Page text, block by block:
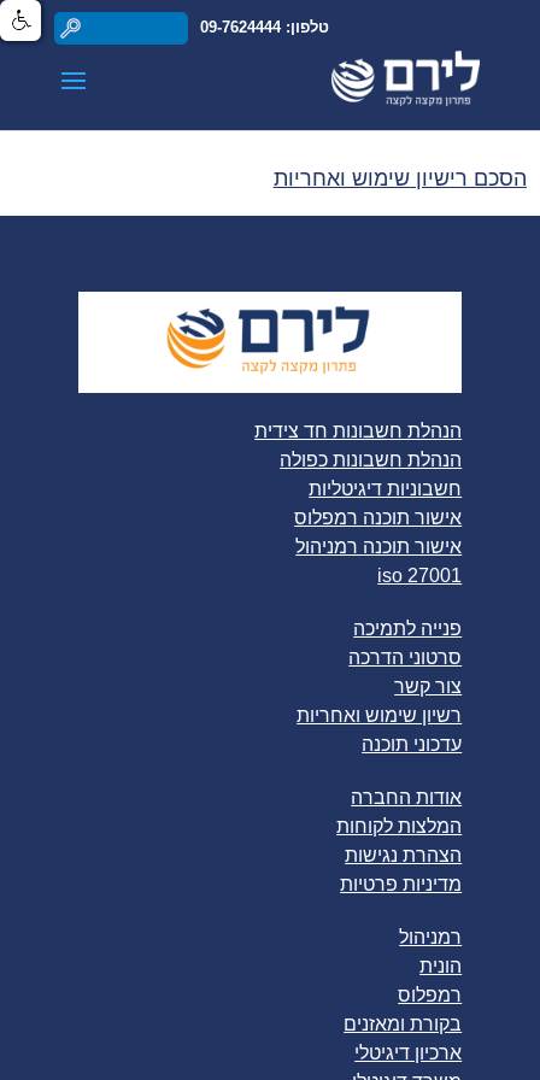
טלפון: 09-7624444
הסכם רישיון שימוש ואחריות
הנהלת חשבונות חד צידית
הנהלת חשבונות כפולה
חשבוניות דיגיטליות
אישור תוכנה רמפלוס
אישור תוכנה רמניהול
iso 27001
פנייה לתמיכה
סרטוני הדרכה
צור קשר
רשיון שימוש ואחריות
עדכוני תוכנה
אודות החברה
המלצות לקוחות
הצהרת נגישות
מדיניות פרטיות
רמניהול
הונית
רמפלוס
בקורת ומאזנים
ארכיון דיגיטלי